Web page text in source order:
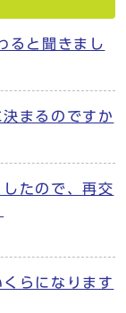
ると聞きまし
まるのですか
たので、再交
らになります